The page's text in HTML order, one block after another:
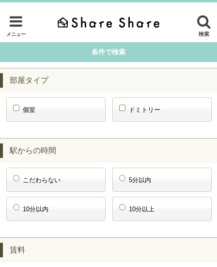
メニュー 検索
条件で検索
部屋タイプ
個室 ドミトリー
駅からの時間
こだわらない 5分以内
10分以内 10分以上
賃料